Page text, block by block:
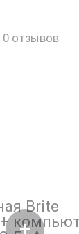
0 отзывов